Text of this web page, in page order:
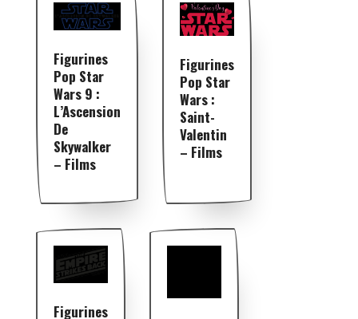
Figurines
Pop Star
Wars 9 :
L’Ascension
De
Skywalker
– Films
Figurines
Pop Star
Wars :
Saint-
Valentin
– Films
Figurines